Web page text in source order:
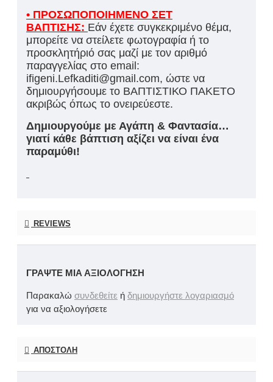
• ΠΡΟΣΩΠΟΠΟΙΗΜΕΝΟ ΣΕΤ
ΒΑΠΤΙΣΗΣ: Εάν έχετε συγκεκριμένο θέμα,
μπορείτε να στείλετε φωτογραφία ή το
προσκλητήριό σας μαζί με τον αριθμό
παραγγελίας στο email:
ifigeni.Lefkaditi@gmail.com, ώστε να
δημιουργήσουμε το ΒΑΠΤΙΣΤΙΚΟ ΠΑΚΕΤΟ
ακριβώς όπως το ονειρεύεστε.
Δημιουργούμε με Αγάπη & Φαντασία…
γιατί κάθε βάπτιση αξίζει να είναι ένα
παραμύθι!
REVIEWS
ΓΡΆΨΤΕ ΜΙΑ ΑΞΙΟΛΌΓΗΣΗ
Παρακαλώ συνδεθείτε ή δημιουργήστε λογαριασμό
για να αξιολογήσετε
ΑΠΟΣΤΟΛΉ